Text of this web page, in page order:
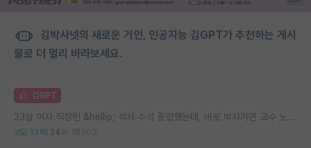
김박사넷의 새로운 거인, 인공지능 김GPT가 추천하는 게시
물로 더 멀리 바라보세요.
김GPT
33살 여자 직장인 &hellip; 석사 수석 졸업했는데, 바로 박사가면 교수 노려볼수 있을까요
13 24 16503